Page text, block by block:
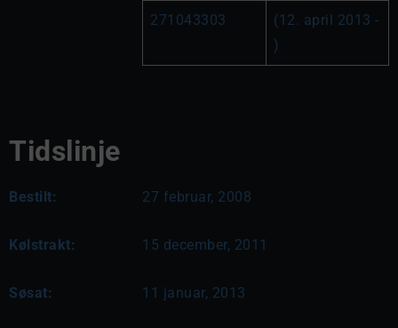
271043303
(12. april 2013 -
)
Tidslinje
Bestilt: 27 februar, 2008
Kølstrakt: 15 december, 2011
Søsat: 11 januar, 2013